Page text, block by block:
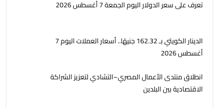
تعرف على سعر الدولار اليوم الجمعة 7 أغسطس 2026
الدينار الكويتي بـ 162.32 جنيهًا.. أسعار العملات اليوم 7
أغسطس 2026
انطلاق منتدى الأعمال المصري–التشادي لتعزيز الشراكة
الاقتصادية بين البلدين